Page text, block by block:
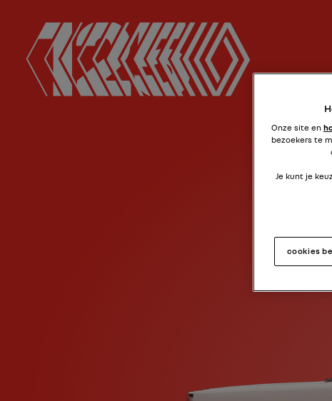
Onze site en
bezoekers te
Je kunt je
cookies